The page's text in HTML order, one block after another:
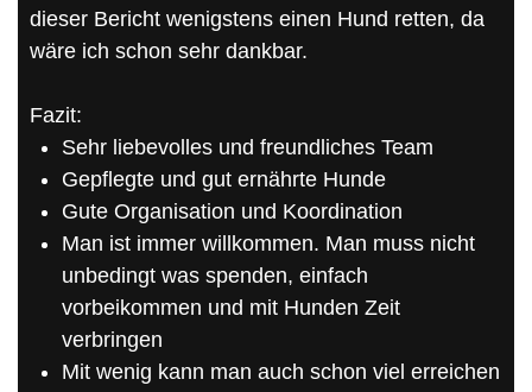
dieser Bericht wenigstens einen Hund retten, da
wäre ich schon sehr dankbar.
Fazit:
Sehr liebevolles und freundliches Team
Gepflegte und gut ernährte Hunde
Gute Organisation und Koordination
Man ist immer willkommen. Man muss nicht
unbedingt was spenden, einfach
vorbeikommen und mit Hunden Zeit
verbringen
Mit wenig kann man auch schon viel erreichen